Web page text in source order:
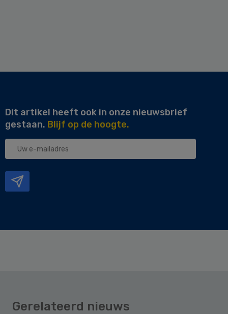
Dit artikel heeft ook in onze nieuwsbrief
gestaan. Blijf op de hoogte.
Uw
Gerelateerd nieuws